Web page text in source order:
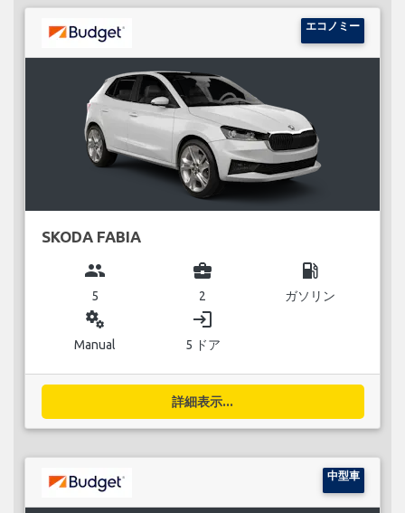
エコノミー
SKODA FABIA
group
5
business_center
2
local_gas_station
ガソリン
miscellaneous_services
Manual
login
5 ドア
詳細表示...
中型車